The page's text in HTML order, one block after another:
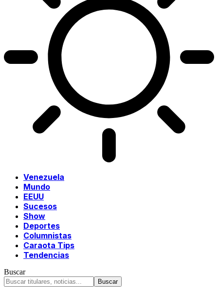
Venezuela
Mundo
EEUU
Sucesos
Show
Deportes
Columnistas
Caraota Tips
Tendencias
Buscar